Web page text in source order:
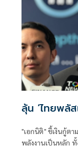
ลุ้น ‘ไทยพลัส
"เอกนิติ" ชี้เงินกู้ต
พลังงานเป็นหลัก